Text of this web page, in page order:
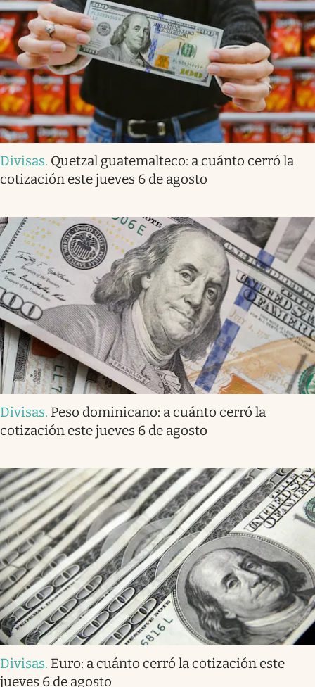
Divisas. Quetzal guatemalteco: a cuánto cerró la
cotización este jueves 6 de agosto
Divisas. Peso dominicano: a cuánto cerró la
cotización este jueves 6 de agosto
Divisas. Euro: a cuánto cerró la cotización este
jueves 6 de agosto